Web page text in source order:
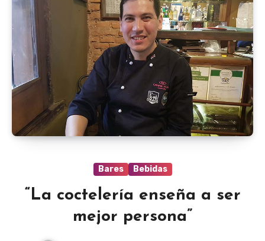
Bares Bebidas
“La coctelería enseña a ser
mejor persona”